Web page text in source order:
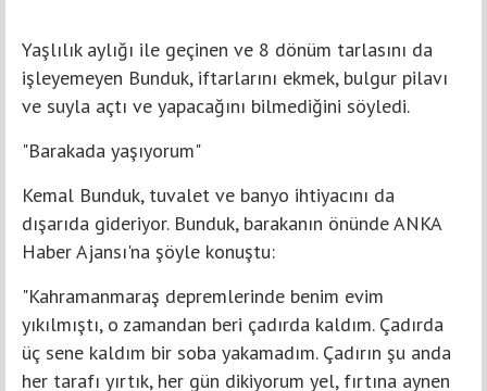
Yaşlılık aylığı ile geçinen ve 8 dönüm tarlasını da
işleyemeyen Bunduk, iftarlarını ekmek, bulgur pilavı
ve suyla açtı ve yapacağını bilmediğini söyledi.
"Barakada yaşıyorum"
Kemal Bunduk, tuvalet ve banyo ihtiyacını da
dışarıda gideriyor. Bunduk, barakanın önünde ANKA
Haber Ajansı'na şöyle konuştu:
"Kahramanmaraş depremlerinde benim evim
yıkılmıştı, o zamandan beri çadırda kaldım. Çadırda
üç sene kaldım bir soba yakamadım. Çadırın şu anda
her tarafı yırtık, her gün dikiyorum yel, fırtına aynen